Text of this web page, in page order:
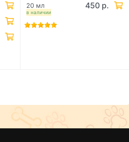
в наличии
20 мл 450 р.